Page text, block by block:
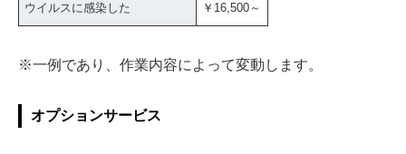
ウイルスに感染した ￥16,500～
※一例であり、作業内容によって変動します。
オプションサービス